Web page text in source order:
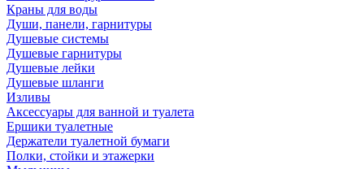
Краны для воды
Души, панели, гарнитуры
Душевые системы
Душевые гарнитуры
Душевые лейки
Душевые шланги
Изливы
Аксессуары для ванной и туалета
Ершики туалетные
Держатели туалетной бумаги
Полки, стойки и этажерки